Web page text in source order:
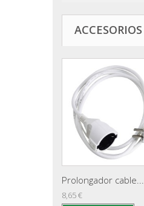
ACCESORIOS
Prolongador cable...
8,65 €